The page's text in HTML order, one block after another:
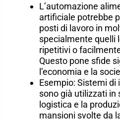
L’automazione
artificiale potrebbe
posti di lavoro in
specialmente quelli
ripetitivi o
Questo pone sfide
l’economia e la
Esempio: Sistemi
sono già utilizzati in
logistica e la
mansioni svolte da